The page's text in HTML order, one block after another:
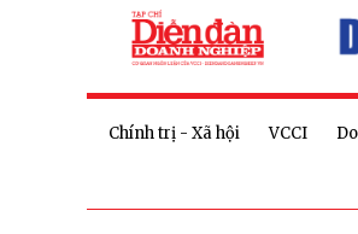
Chính trị - Xã hội VCCI